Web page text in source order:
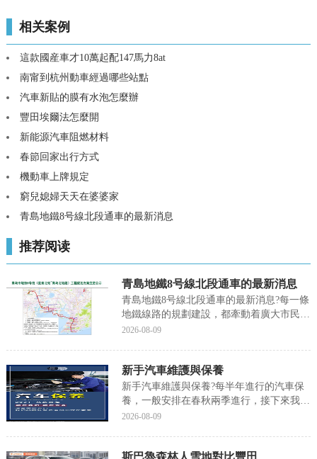
相关案例
這款國産車才10萬起配147馬力8at
南甯到杭州動車經過哪些站點
汽車新貼的膜有水泡怎麼辦
豐田埃爾法怎麼開
新能源汽車阻燃材料
春節回家出行方式
機動車上牌規定
窮兒媳婦天天在婆婆家
青島地鐵8号線北段通車的最新消息
推荐阅读
青島地鐵8号線北段通車的最新消息
青島地鐵8号線北段通車的最新消息?每一條
地鐵線路的規劃建設，都牽動着廣大市民的
心近日，1、2、4、8号線傳來了最新進展，
一二希望能幫到您!青島地鐵8号線北段通車
的最...
2026-08-09
新手汽車維護與保養
新手汽車維護與保養?每半年進行的汽車保
養，一般安排在春秋兩季進行，接下來我們
就來聊聊關于新手汽車維護與保養?以下内
2026-08-09
斯巴魯森林人雪地對比豐田